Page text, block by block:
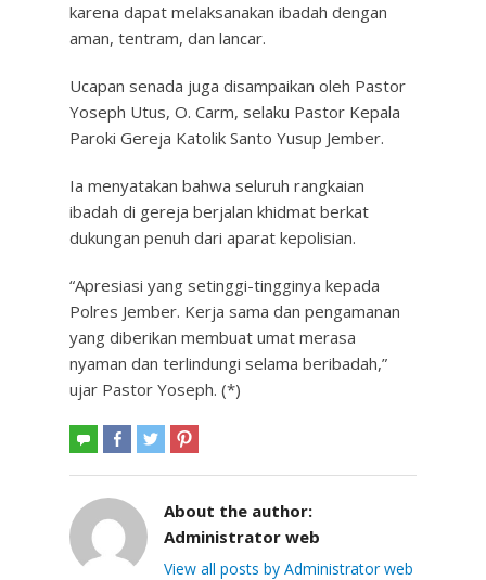
karena dapat melaksanakan ibadah dengan
aman, tentram, dan lancar.
Ucapan senada juga disampaikan oleh Pastor
Yoseph Utus, O. Carm, selaku Pastor Kepala
Paroki Gereja Katolik Santo Yusup Jember.
Ia menyatakan bahwa seluruh rangkaian
ibadah di gereja berjalan khidmat berkat
dukungan penuh dari aparat kepolisian.
“Apresiasi yang setinggi-tingginya kepada
Polres Jember. Kerja sama dan pengamanan
yang diberikan membuat umat merasa
nyaman dan terlindungi selama beribadah,”
ujar Pastor Yoseph. (*)
About the author:
Administrator web
View all posts by Administrator web